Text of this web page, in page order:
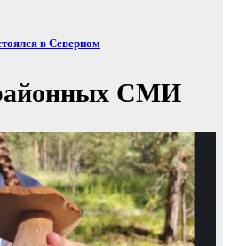
в Северном